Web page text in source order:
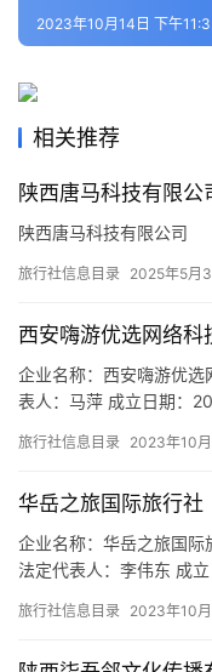
生
活
旅
游
市
2023年10月14日 下午
相关推荐
陕西唐马科技有限
陕西唐马科技有限公司
旅行社信息目录 2025年5月
西安嗨游优选网络科
企业名称：西安嗨游优
表人：马萍 成立日期：
雁翔路59号华润置地时
广告设计、代理；广告
旅行社信息目录 2023年10月
华岳之旅国际旅行社
企业名称：华岳之旅国际
法定代表人：李伟东 成
旅行社信息目录 2023年10